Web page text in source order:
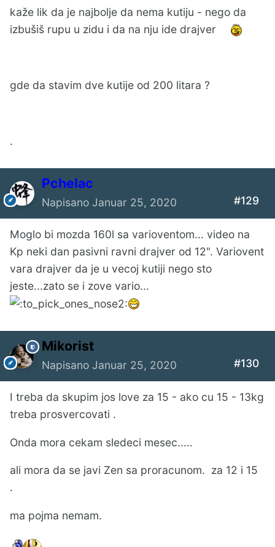
kaže lik da je najbolje da nema kutiju - nego da
izbušiš rupu u zidu i da na nju ide drajver
gde da stavim dve kutije od 200 litara ?
.
Pchelac
Napisano Januar 25, 2020 #129
Moglo bi mozda 160l sa varioventom... video na
Kp neki dan pasivni ravni drajver od 12". Variovent
vara drajver da je u vecoj kutiji nego sto
jeste...zato se i zove vario...
Mikorist
Napisano Januar 25, 2020 #130
I treba da skupim jos love za 15 - ako cu 15 - 13kg
treba prosvercovati .
Onda mora cekam sledeci mesec.....
ali mora da se javi Zen sa proracunom. za 12 i 15
.
ma pojma nemam.